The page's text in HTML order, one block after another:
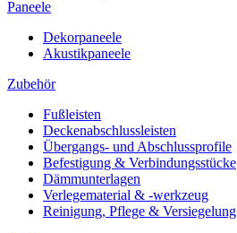
Paneele
Dekorpaneele
Akustikpaneele
Zubehör
Fußleisten
Deckenabschlussleisten
Übergangs- und Abschlussprofile
Befestigung & Verbindungsstücke
Dämmunterlagen
Verlegematerial & -werkzeug
Reinigung, Pflege & Versiegelung